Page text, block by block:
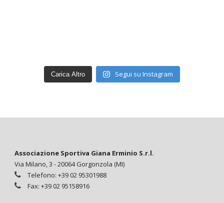
Carica Altro Segui su Instagram
Associazione Sportiva Giana Erminio S.r.l.
Via Milano, 3 - 20064 Gorgonzola (MI)
Telefono: +39 02 95301988
Fax: +39 02 95158916